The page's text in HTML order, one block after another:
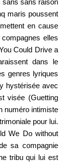
maris poussent
en cause
elles
Could Drive a
dans le
genres lyriques
hystérisée avec
visée (Guetting
numéro intimiste
pour lui.
We Do without
sa compagnie
tribu qui lui est